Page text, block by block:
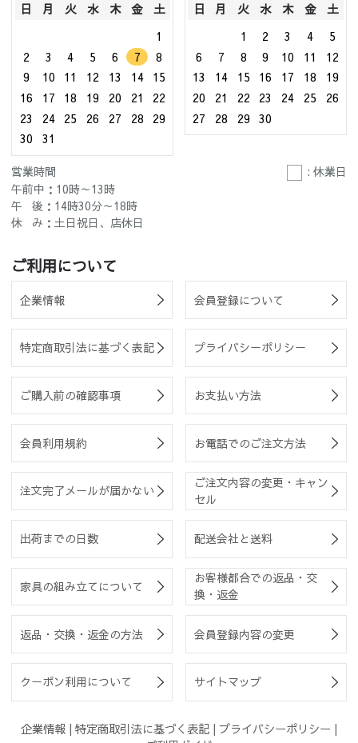
日 月 火 水 木 金
土
1
2
3 4 5 6 7
8
9
10 11 12 13 14
15
16
17 18 19 20 21
22
23
24 25 26 27 28
29
30
31
日 月 火 水 木 金
土
1
2 3 4
5
6
7 8 9 10 11
12
13
14 15 16 17 18
19
20
21 22 23 24 25
26
27
28 29 30
営業時間
: 休業日
午前中：10時～13時
午 後：14時30分～18時
休 み：土日祝日、店休日
ご利用について
企業情報 会員登録について
特定商取引法に基づく表記 プライバシーポリシー
ご購入前の確認事項 お支払い方法
会員利用規約 お電話でのご注文方法
注文完了メールが届かない
ご注文内容の変更・キャン
セル
出荷までの日数 配送会社と送料
家具の組み立てについて
お客様都合での返品・交
換・返金
返品・交換・返金の方法 会員登録内容の変更
クーポン利用について サイトマップ
企業情報 | 特定商取引法に基づく表記 | プライバシーポリシー |